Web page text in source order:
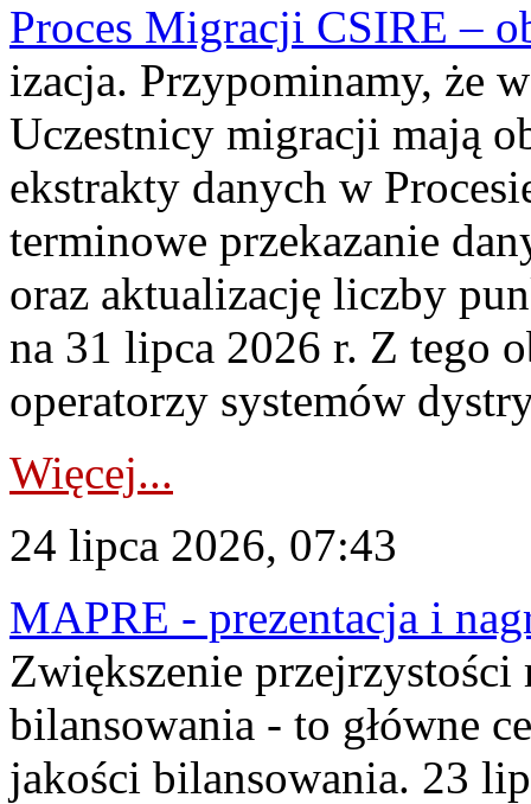
Proces Migracji CSIRE –
izacja. Przypominamy, że
Uczestnicy migracji mają
ekstrakty danych w
terminowe przekazanie
oraz aktualizację liczby
na 31 lipca 2026 r. Z tego
operatorzy systemów
Więcej...
24 lipca 2026, 07:43
MAPRE - prezentacja i
Zwiększenie
bilansowania - to główne
jakości bilansowania. 23